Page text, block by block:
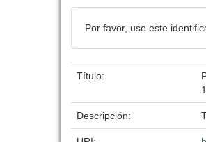
Por favor, use este
Título:
Descripción: